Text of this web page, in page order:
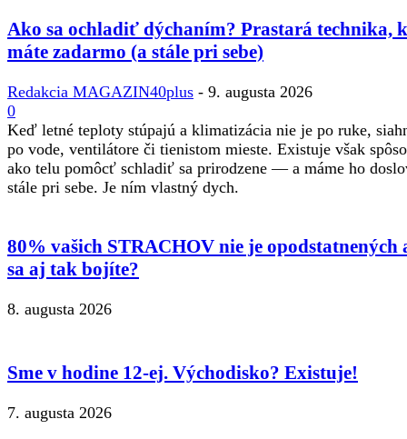
Ako sa ochladiť dýchaním? Prastará technika,
máte zadarmo (a stále pri sebe)
Redakcia MAGAZIN40plus - 9. augusta 2026
0
Keď letné teploty stúpajú a klimatizácia nie je po ruke,
po vode, ventilátore či tienistom mieste. Existuje však
ako telu pomôcť schladiť sa prirodzene — a máme ho
stále pri sebe. Je ním vlastný dych.
80% vašich STRACHOV nie je opodstatnených
sa aj tak bojíte?
8. augusta 2026
Sme v hodine 12-ej. Východisko? Existuje!
7. augusta 2026